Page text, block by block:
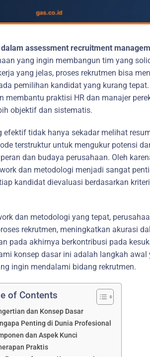
assessment recruitment
yang ingin membangun tim yang
yang jelas, proses rekrutmen bisa
pemilihan kandidat yang kurang
membantu praktisi HR dan manajer
objektif dan sistematis.
efektif tidak hanya sekadar melihat
terstruktur untuk mengukur potensi
dan budaya perusahaan. Oleh
dan metodologi menjadi sangat
kandidat dievaluasi berdasarkan
dan metodologi yang tepat,
rekrutmen, meningkatkan akurasi
pada akhirnya berkontribusi pada
konsep dasar ini adalah langkah awal
ingin mendalami bidang rekrutmen.
of Contents
dan Konsep Dasar
Penting di Dunia Profesional
dan Aspek Kunci
Praktis